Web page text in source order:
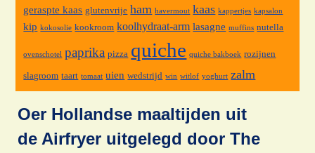
geraspte kaas glutenvrije ham havermout kaas kappertjes kapsalon
kip kokosolie kookroom koolhydraat-arm lasagne muffins nutella
ovenschotel paprika pizza quiche quiche bakboek rozijnen
slagroom taart tomaat uien wedstrijd win witlof yoghurt zalm
Oer Hollandse maaltijden uit
de Airfryer uitgelegd door The